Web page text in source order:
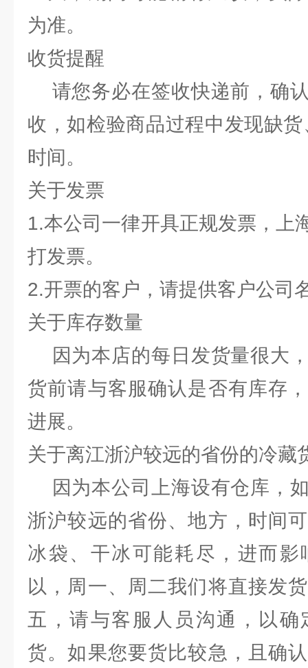
为准。
收货提醒
请您务必在签收快递前，确
收，如检验商品过程中发现缺
时间。
关于发票
1.本公司一律开具正规发票，上
打发票。
2.开票的客户，请提供客户公司
关于库存数量
因为本店的每日发货量很大
货前请与客服确认是否有库存
进展。
关于离江浙沪较远的省份的冷藏
因为本公司上海设有仓库，
浙沪较远的省份、地方，时间
冰袋、干冰可能耗尽，进而
以，周一、周二我们将直接发
五，请与客服人员沟通，以
货。如果您要货比较急，且确